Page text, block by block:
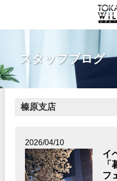
スタッフブログ
榛原支店
2026/04/10
イ
フ